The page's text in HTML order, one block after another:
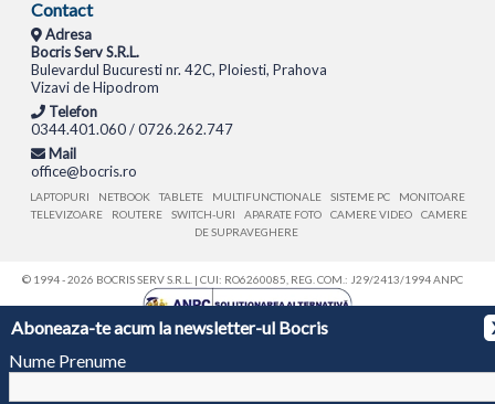
Aboneaza-te acum la newsletter-ul Bocris
Nume Prenume
Contact
Adresa
Bocris Serv S.R.L.
Bulevardul Bucuresti nr. 42C, Ploiesti, Prahova
Vizavi de Hipodrom
Telefon
0344.401.060 / 0726.262.747
Mail
office@bocris.ro
LAPTOPURI NETBOOK TABLETE MULTIFUNCTIONALE SISTEME PC
MONITOARE
TELEVIZOARE
ROUTERE SWITCH-URI APARATE FOTO CAMERE VIDEO
CAMERE
DE SUPRAVEGHERE
© 1994 - 2026 BOCRIS SERV S.R.L. | CUI: RO6260085, REG. COM.: J29/2413/1994ANPC